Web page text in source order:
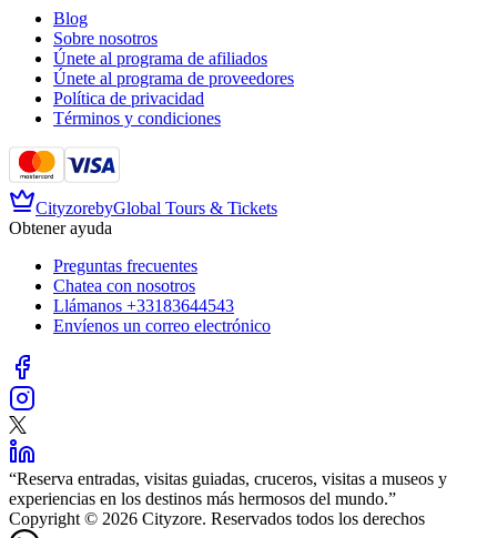
Blog
Sobre nosotros
Únete al programa de afiliados
Únete al programa de proveedores
Política de privacidad
Términos y condiciones
CityzorebyGlobal Tours & Tickets
Obtener ayuda
Preguntas frecuentes
Chatea con nosotros
Llámanos +33183644543
Envíenos un correo electrónico
“Reserva entradas, visitas guiadas, cruceros, visitas a museos y
experiencias en los destinos más hermosos del mundo.”
Copyright © 2026 Cityzore. Reservados todos los derechos